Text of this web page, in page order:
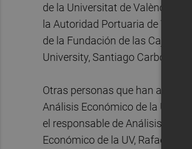
de la Universitat de València,
la Autoridad Portuaria de
de la Fundación de las Cajas
University, Santiago Carbó.
Otras personas que han
Análisis Económico de la
el responsable de Análisis
Económico de la UV, Rafael